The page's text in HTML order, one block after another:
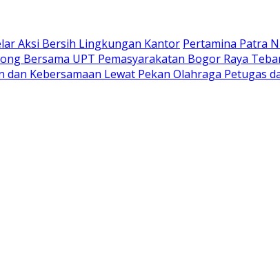
Aksi Bersih Lingkungan Kantor Pertamina Patra
Bersama UPT Pemasyarakatan Bogor Raya
Kebersamaan Lewat Pekan Olahraga Petugas